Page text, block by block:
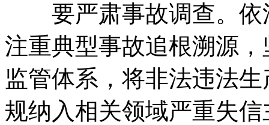
要严肃事故调查。依
注重典型事故追根溯源
监管体系，将非法违法
规纳入相关领域严重失